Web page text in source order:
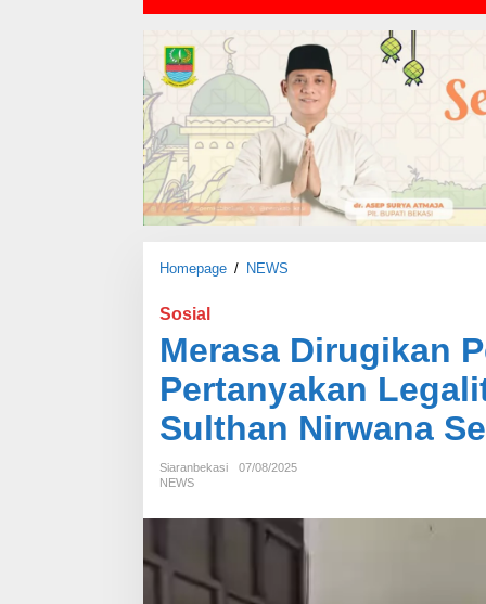
Homepage / NEWS
D
g
k
a
Sosial
Merasa Dirugikan
Pertanyakan
Sulthan Nirwana
Siaranbekasi
07/08/2025
NEWS